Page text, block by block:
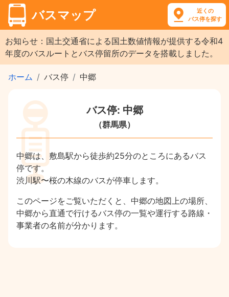
バスマップ
近くの
バス停を探す
お知らせ：国土交通省による国土数値情報が提供する令和4
年度のバスルートとバス停留所のデータを搭載しました。
ホーム バス停 中郷
バス停: 中郷
（群馬県）
中郷は、敷島駅から徒歩約25分のところにあるバス
停です。
渋川駅〜桜の木線のバスが停車します。
このページをご覧いただくと、中郷の地図上の場所、
中郷から直通で行けるバス停の一覧や運行する路線・
事業者の名前が分かります。